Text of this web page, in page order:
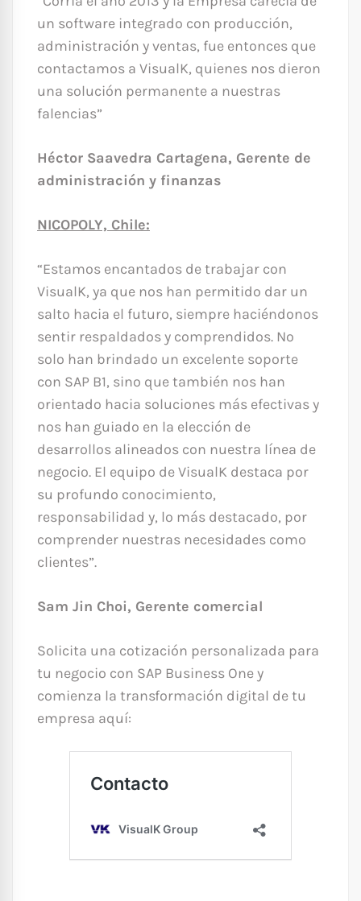
un software integrado con producción,
administración y ventas, fue entonces que
contactamos a VisualK, quienes nos dieron
una solución permanente a nuestras
falencias”
Héctor Saavedra Cartagena, Gerente de
administración y finanzas
NICOPOLY, Chile:
“Estamos encantados de trabajar con
VisualK, ya que nos han permitido dar un
salto hacia el futuro, siempre haciéndonos
sentir respaldados y comprendidos. No
solo han brindado un excelente soporte
con SAP B1, sino que también nos han
orientado hacia soluciones más efectivas y
nos han guiado en la elección de
desarrollos alineados con nuestra línea de
negocio. El equipo de VisualK destaca por
su profundo conocimiento,
responsabilidad y, lo más destacado, por
comprender nuestras necesidades como
clientes”.
Sam Jin Choi, Gerente comercial
Solicita una cotización personalizada para
tu negocio con SAP Business One y
comienza la transformación digital de tu
empresa aquí: